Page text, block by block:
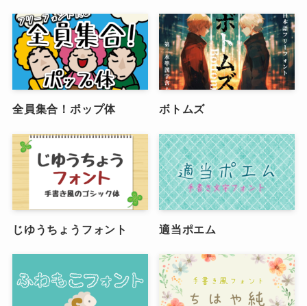
全員集合！ポップ体 ボトムズ
じゆうちょうフォント 適当ポエム